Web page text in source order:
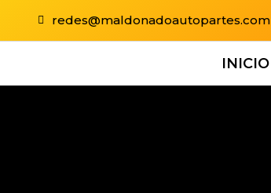
redes@maldonadoautopartes.com
INICIO